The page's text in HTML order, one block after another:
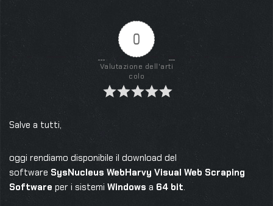
0
Valutazione dell'arti
colo
Salve a tutti,
oggi rendiamo disponibile il download del
software SysNucleus WebHarvy Visual Web Scraping
Software per i sistemi Windows a 64 bit.